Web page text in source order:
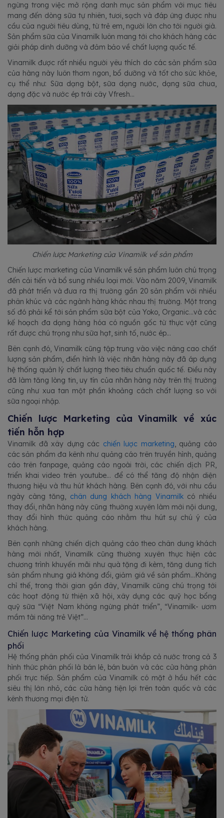
ngừng trong việc mở rộng danh mục sản phẩm với mục tiêu
mang đến dòng sữa tự nhiên, tươi, sạch và đáp ứng được nhu
cầu của người tiêu dùng, từ trẻ em, người lớn cho tới người già.
Sản phẩm sữa của Vinamilk luôn mang tới cho khách hàng các
giải pháp dinh dưỡng và đảm bảo về chất lượng quốc tế.
Vinamilk được rất nhiều người yêu thích do các sản phẩm sữa
của hàng này luôn thơm ngon, bổ dưỡng và tốt cho sức khỏe,
cụ thể như: Sữa dạng bột, sữa dạng nước, dạng sữa chua,
dạng đặc và nước ép trái cây Vfresh…
Chiến lược Marketing của Vinamilk về sản phẩm
Chiến lược marketing của Vinamilk về sản phẩm luôn chú trọng
đến cải tiến và bổ sung nhiều loại mới. Vào năm 2009, Vinamilk
đã phát triển và đưa ra thị trường gần 20 sản phẩm với nhiều
phân khúc và các ngành hàng khác nhau thị trường. Một trong
số đó phải kể tới sản phẩm sữa bột của Yoko, Organic…và các
kế hoạch đa dạng hàng hóa có nguồn gốc từ thực vật cũng
rất được chú trọng như sữa hạt, sinh tố, nước ép…
Bên cạnh đó, Vinamilk cũng tập trung vào việc nâng cao chất
lượng sản phẩm, điển hình là việc nhãn hàng này đã áp dụng
hệ thống quản lý chất lượng theo tiêu chuẩn quốc tế. Điều này
đã làm tăng lòng tin, uy tín của nhãn hàng này trên thị trường
cũng như xua tan một phần khoảng cách chất lượng so với
sữa ngoại nhập.
Chiến lược Marketing của Vinamilk về xúc
tiến hỗn hợp
Vinamilk đã xây dựng các chiến lược marketing, quảng cáo
các sản phẩm đa kênh như quảng cáo trên truyền hình, quảng
cáo trên fanpage, quảng cáo ngoài trời, các chiến dịch PR,
triển khai video trên youtube… để có thể tăng độ nhận diện
thương hiệu và thu hút khách hàng. Bên cạnh đó, với nhu cầu
ngày càng tăng, chân dung khách hàng Vinamilkcó nhiều
thay đổi, nhãn hàng này cũng thường xuyên làm mới nội dung,
thay đổi hình thức quảng cáo nhằm thu hút sự chú ý của
khách hàng.
Bên cạnh những chiến dịch quảng cáo theo chân dung khách
hàng mới nhất, Vinamilk cũng thường xuyên thực hiện các
chương trình khuyến mãi như quà tặng đi kèm, tăng dung tích
sản phẩm nhưng giá không đổi, giảm giá về sản phẩm…Không
chỉ thế, trong thời gian gần đây, Vinamilk cũng chú trọng tới
các hoạt động từ thiện xã hội, xây dựng các quỹ học bổng
quỹ sữa “Việt Nam không ngừng phát triển”, “Vinamilk- ươm
mầm tài năng trẻ Việt”...
Chiến lược Marketing của Vinamilk về hệ thống phân
phối
Hệ thống phân phối của Vinamilk trải khắp cả nước trong cả 3
hình thức phân phối là bán lẻ, bán buôn và các cửa hàng phân
phối trực tiếp. Sản phẩm của Vinamilk có mặt ở hầu hết các
siêu thị lớn nhỏ, các cửa hàng tiện lợi trên toàn quốc và các
kênh thương mại điện tử.